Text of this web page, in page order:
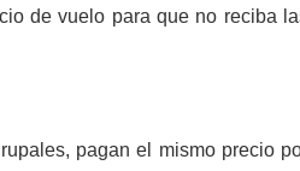
de vuelo para que no reciba
pagan el mismo precio